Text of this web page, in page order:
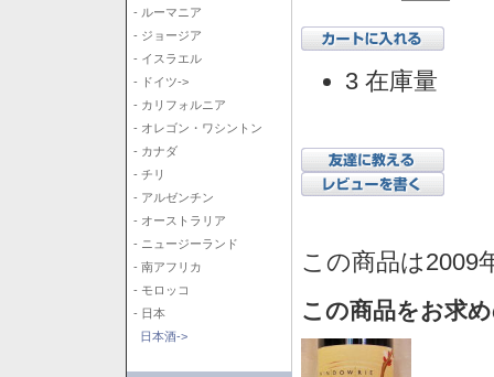
- ルーマニア
- ジョージア
- イスラエル
- ドイツ->
- カリフォルニア
- オレゴン・ワシントン
- カナダ
- チリ
- アルゼンチン
- オーストラリア
- ニュージーランド
- 南アフリカ
- モロッコ
- 日本
日本酒->
3 在庫量
この商品は2009
この商品をお求